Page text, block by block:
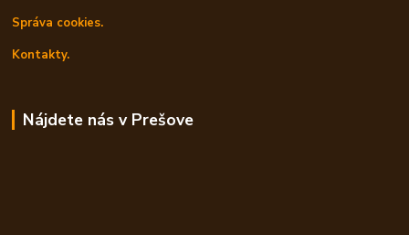
Správa cookies.
Kontakty.
Nájdete nás v Prešove